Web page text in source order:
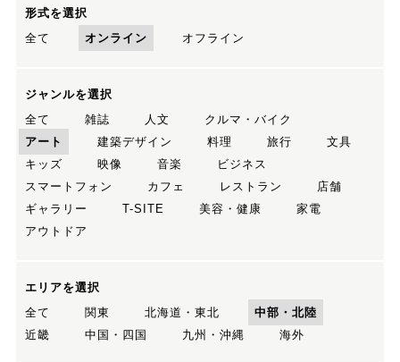
形式を選択
全て
オンライン オフライン
ジャンルを選択
全て
雑誌 人文
クルマ・バイク
アート
建築デザイン 料理 旅行
文具
キッズ
映像 音楽
ビジネス
スマートフォン
カフェ レストラン
店舗
ギャラリー
T-SITE 美容・健康
家電
アウトドア
エリアを選択
全て
関東 北海道・東北
中部・北陸
近畿
中国・四国 九州・沖縄 海外